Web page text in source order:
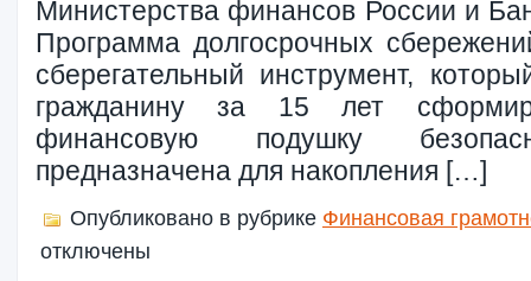
Министерства финансов России и
Программа долгосрочных
сберегательный инструмент,
гражданину за 15 лет
финансовую подушку
предназначена для накопления […]
Опубликовано в рубрике Финансовая
отключены